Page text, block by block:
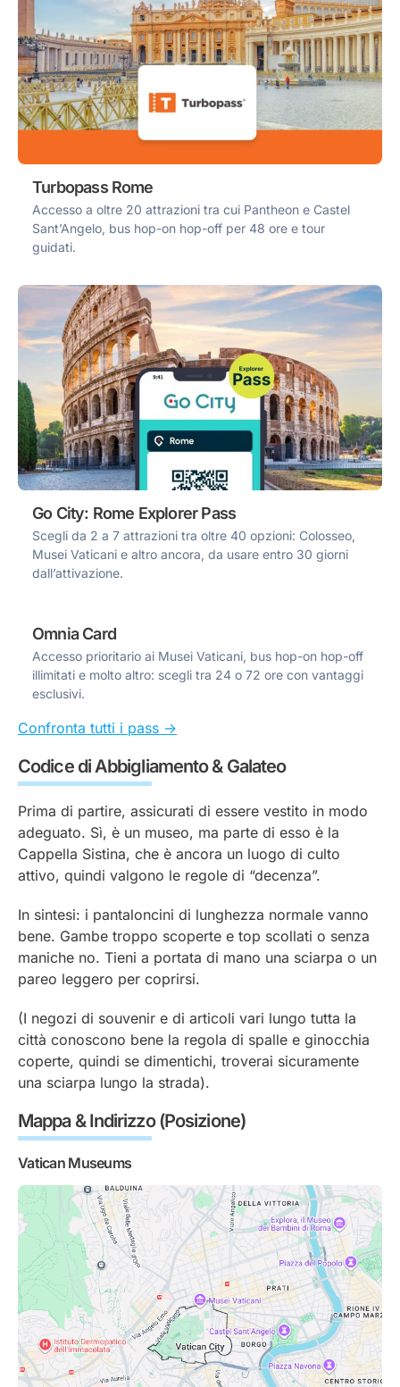
Turbopass Rome
Accesso a oltre 20 attrazioni tra cui Pantheon e Castel
Sant’Angelo, bus hop-on hop-off per 48 ore e tour
guidati.
Go City: Rome Explorer Pass
Scegli da 2 a 7 attrazioni tra oltre 40 opzioni: Colosseo,
Musei Vaticani e altro ancora, da usare entro 30 giorni
dall’attivazione.
Omnia Card
Accesso prioritario ai Musei Vaticani, bus hop-on hop-off
illimitati e molto altro: scegli tra 24 o 72 ore con vantaggi
esclusivi.
Confronta tutti i pass ->
Codice di Abbigliamento & Galateo
Prima di partire, assicurati di essere vestito in modo
adeguato. Sì, è un museo, ma parte di esso è la
Cappella Sistina, che è ancora un luogo di culto
attivo, quindi valgono le regole di “decenza”.
In sintesi: i pantaloncini di lunghezza normale vanno
bene. Gambe troppo scoperte e top scollati o senza
maniche no. Tieni a portata di mano una sciarpa o un
pareo leggero per coprirsi.
(I negozi di souvenir e di articoli vari lungo tutta la
città conoscono bene la regola di spalle e ginocchia
coperte, quindi se dimentichi, troverai sicuramente
una sciarpa lungo la strada).
Mappa & Indirizzo (Posizione)
Vatican Museums